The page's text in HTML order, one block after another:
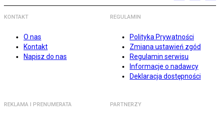
KONTAKT
O nas
Kontakt
Napisz do nas
REGULAMIN
Polityka Prywatności
Zmiana ustawień zgód
Regulamin serwisu
Informacje o nadawcy
Deklaracja dostępności
REKLAMA I PRENUMERATA PARTNERZY